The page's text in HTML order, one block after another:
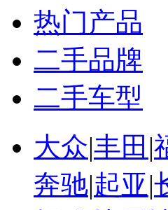
热门产品
二手品牌
二手车型
大众|丰田 |
奔驰|起亚|